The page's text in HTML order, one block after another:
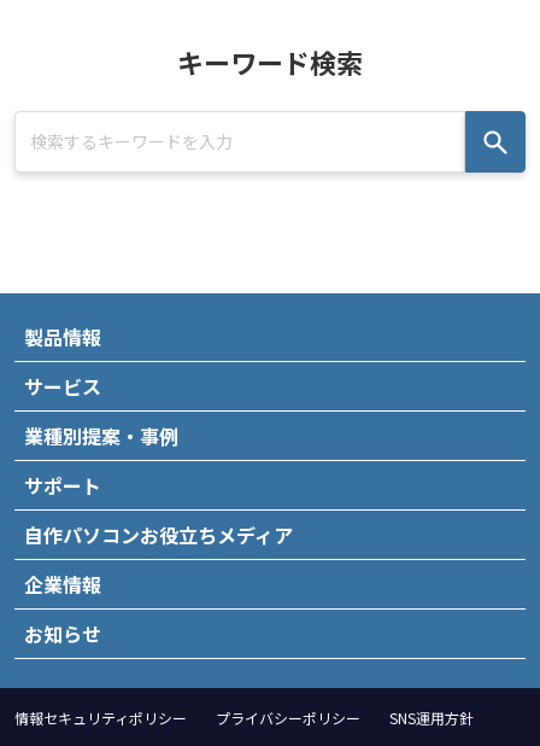
キーワード検索
製品情報
サービス
業種別提案・事例
サポート
自作パソコンお役立ちメディア
企業情報
お知らせ
情報セキュリティポリシー プライバシーポリシー
SNS運用方針